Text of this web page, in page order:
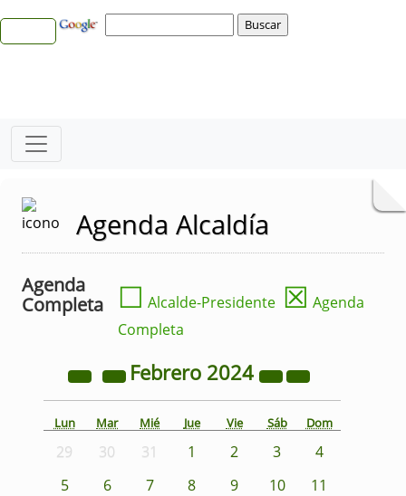
Agenda Alcaldía
Agenda
Completa
☐ Alcalde-Presidente ☒ Agenda
Completa
Febrero 2024
Lun Mar Mié Jue Vie Sáb Dom
29 30 31 1 2 3
4
5
6 7 8 9 10
11